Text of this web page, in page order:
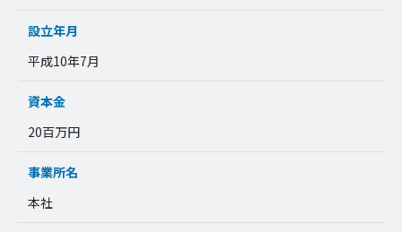
設立年月
平成10年7月
資本金
20百万円
事業所名
本社